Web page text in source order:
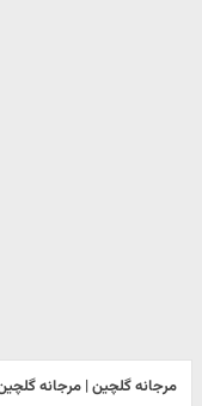
مرجانه گلچین | مرجانه